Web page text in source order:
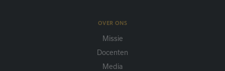
OVER ONS
Missie
Docenten
Media